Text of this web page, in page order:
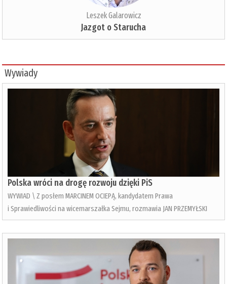
Leszek Galarowicz
Jazgot o Starucha
Wywiady
Polska wróci na drogę rozwoju dzięki PiS
WYWIAD \ Z posłem MARCINEM OCIEPĄ, kandydatem Prawa
i Sprawiedliwości na wicemarszałka Sejmu, rozmawia JAN PRZEMYŁSKI